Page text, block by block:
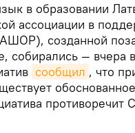
в образовании
ассоциации в
созданной
собирались — вчера
сообщил , что
противоречит